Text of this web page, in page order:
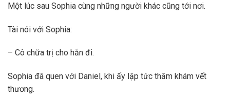
Một lúc sau Sophia cùng những người khác cũng tới nơi.
Tài nói với Sophia:
– Cô chữa trị cho hắn đi.
Sophia đã quen với Daniel, khi ấy lập tức thăm khám vết
thương.